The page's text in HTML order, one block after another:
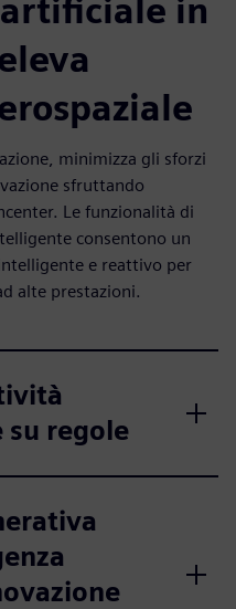
in
minimizza gli sforzi
sfruttando
Le funzionalità di
consentono un
e reattivo per
alte prestazioni.
su regole